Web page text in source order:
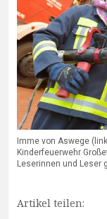
Imme von Aswege
Kinderfeuerwehr
Leserinnen und Leser
Artikel teilen: